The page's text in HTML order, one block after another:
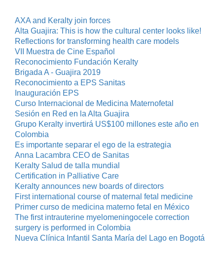
AXA and Keralty join forces
Alta Guajira: This is how the cultural center looks like!
Reflections for transforming health care models
VII Muestra de Cine Español
Reconocimiento Fundación Keralty
Brigada A - Guajira 2019
Reconocimiento a EPS Sanitas
Inauguración EPS
Curso Internacional de Medicina Maternofetal
Sesión en Red en la Alta Guajira
Grupo Keralty invertirá US$100 millones este año en
Colombia
Es importante separar el ego de la estrategia
Anna Lacambra CEO de Sanitas
Keralty Salud de talla mundial
Certification in Palliative Care
Keralty announces new boards of directors
First international course of maternal fetal medicine
Primer curso de medicina materno fetal en México
The first intrauterine myelomeningocele correction
surgery is performed in Colombia
Nueva Clínica Infantil Santa María del Lago en Bogotá